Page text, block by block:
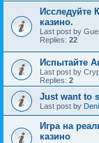
Исследуйте
казино.
Last post by
Replies: 22
Испытайте
Last post by
Replies: 2
Just want to
Last post by
Игра на
казино